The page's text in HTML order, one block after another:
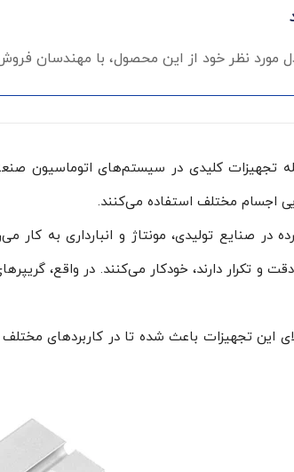
مورد نظر خود از این محصول، با مهندسان
تجهیزات کلیدی در سیستم‌های
اجسام مختلف استفاده می‌کنند.
و تکرار دارند، خودکار می‌کنند. در واقع،
این تجهیزات باعث شده تا در کاربردهای